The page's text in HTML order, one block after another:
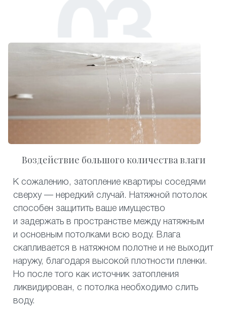
Воздействие большого количества влаги
К сожалению, затопление квартиры соседями
сверху — нередкий случай. Натяжной потолок
способен защитить ваше имущество
и задержать в пространстве между натяжным
и основным потолками всю воду. Влага
скапливается в натяжном полотне и не выходит
наружу, благодаря высокой плотности пленки.
Но после того как источник затопления
ликвидирован, с потолка необходимо слить
воду.